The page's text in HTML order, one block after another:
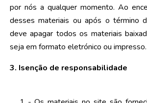
por nós a qualquer momento. Ao
desses materiais ou após o término
deve apagar todos os materiais
seja em formato eletrónico ou impresso.
3. Isenção de responsabilidade